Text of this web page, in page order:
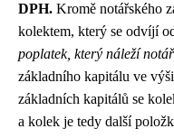
DPH. Kromě notářského
kolektem, který se odvíjí
poplatek, který náleží
základního kapitálu ve
základních kapitálů se
a kolek je tedy další